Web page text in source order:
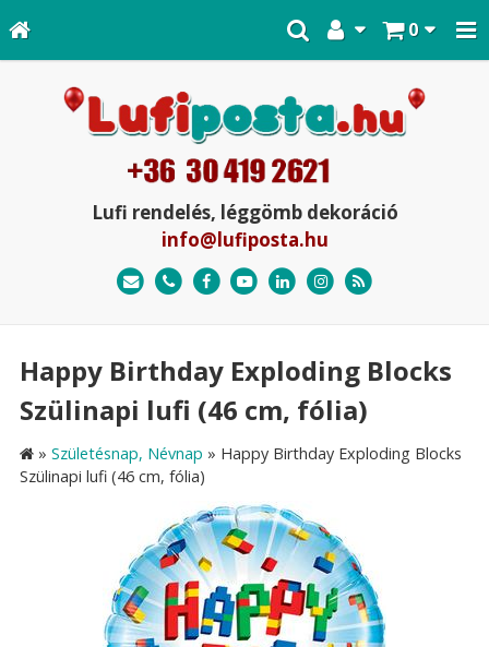
0
Lufi rendelés, léggömb dekoráció
info@lufiposta.hu
Happy Birthday Exploding Blocks
Szülinapi lufi (46 cm, fólia)
» Születésnap, Névnap » Happy Birthday Exploding Blocks
Szülinapi lufi (46 cm, fólia)